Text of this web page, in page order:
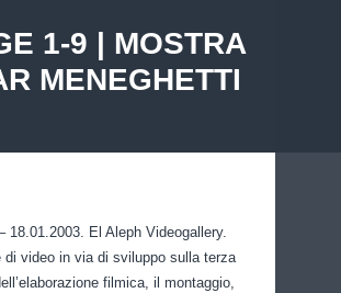
1-9 | MOSTRA
MENEGHETTI
18.01.2003. El Aleph Videogallery.
di video in via di sviluppo sulla terza
filmica, il montaggio,